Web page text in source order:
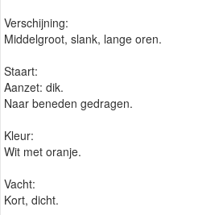
Verschijning:
Middelgroot, slank, lange oren.
Staart:
Aanzet: dik.
Naar beneden gedragen.
Kleur:
Wit met oranje.
Vacht:
Kort, dicht.